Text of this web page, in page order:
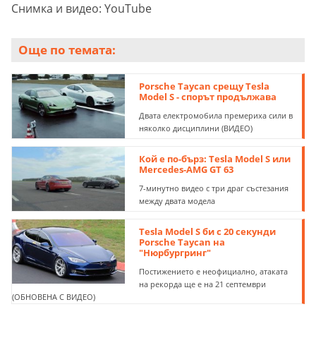
Снимка и видео: YouTube
Още по темата:
Porsche Taycan срещу Tesla
Model S - спорът продължава
Двата електромобила премериха сили в
няколко дисциплини (ВИДЕО)
Кой е по-бърз: Tesla Model S или
Mercedes-AMG GT 63
7-минутно видео с три драг състезания
между двата модела
Tesla Model S би с 20 секунди
Porsche Taycan на
"Нюрбургринг"
Постижението е неофициално, атаката
на рекорда ще е на 21 септември
(ОБНОВЕНА С ВИДЕО)